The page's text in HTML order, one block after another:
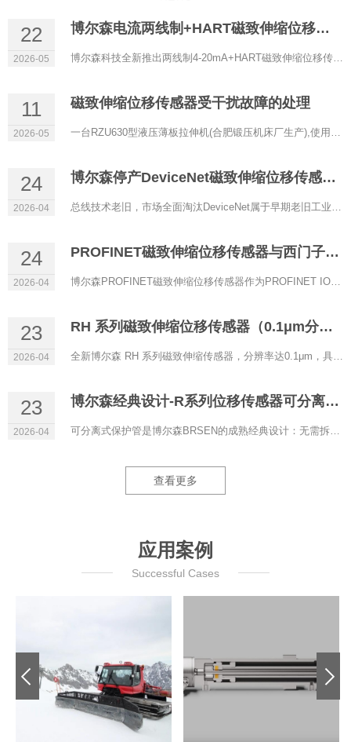
22
2026-05
博尔森电流两线制+HART磁致伸缩位移传感器正式上线
11
2026-05
磁致伸缩位移传感器受干扰故障的处理
24
2026-04
博尔森停产DeviceNet磁致伸缩位移传感器的原因
24
2026-04
PROFINET磁致伸缩位移传感器与西门子PLC通讯配置
23
2026-04
RH 系列磁致伸缩位移传感器（0.1μm分辨率）
23
2026-04
博尔森经典设计-R系列位移传感器可分离式保护管
查看更多
应用案例
Successful Cases